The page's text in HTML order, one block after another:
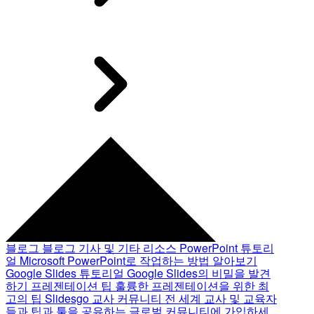
블로그 블로그 기사 및 기타 리소스 PowerPoint 튜토리
얼 Microsoft PowerPoint로 작업하는 방법 알아보기
Google Slides 튜토리얼 Google Slides의 비밀을 발견
하기 프레젠테이션 팁 훌륭한 프레젠테이션을 위한 최
고의 팁 Slidesgo 교사 커뮤니티 전 세계 교사 및 교육자